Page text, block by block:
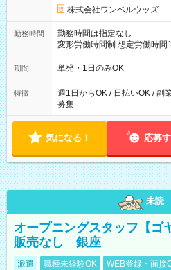
株式会社ワンベルウッズ
勤務時間
勤務時間は指定なし
変形労働時間制 想定労働時間160時間/月 【シ
～21：00
期間 単発・1日のみOK
特徴
週1日からOK / 日払いOK / 副
募集
気になる！ 応募
未読
オープニングスタッフ【
販売なし 銀座
派遣 職種未経験OK WEB登録・面接